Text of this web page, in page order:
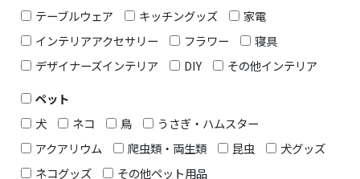
テーブルウェア
キッチングッズ
家電
インテリアアクセサリー
フラワー
寝具
デザイナーズインテリア
DIY
その他インテリア
ペット
犬
ネコ 鳥
うさぎ・ハムスター
アクアリウム
爬虫類・両生類 昆虫
犬グッズ
ネコグッズ
その他ペット用品